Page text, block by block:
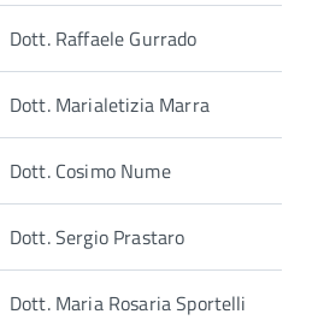
Dott. Raffaele Gurrado
Dott. Marialetizia Marra
Dott. Cosimo Nume
Dott. Sergio Prastaro
Dott. Maria Rosaria Sportelli